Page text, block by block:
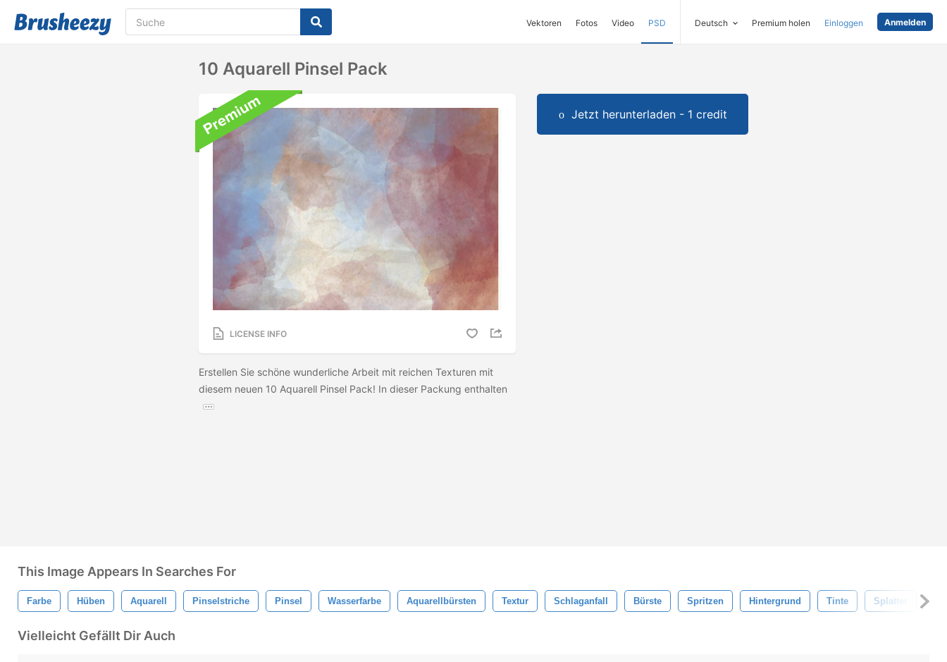
Vektoren Fotos Video PSD Deutsch Premium holen Einloggen Anmelden
10 Aquarell Pinsel Pack
LICENSE INFO
Erstellen Sie schöne wunderliche Arbeit mit reichen Texturen mit
diesem neuen 10 Aquarell Pinsel Pack! In dieser Packung enthalten
Jetzt herunterladen - 1 credit
This Image Appears In Searches For
Farbe Hüben Aquarell Pinselstriche Pinsel Wasserfarbe Aquarellbürsten Textur Schlaganfall Bürste Spritzen Hintergrund Tinte Splatter
Vielleicht Gefällt Dir Auch